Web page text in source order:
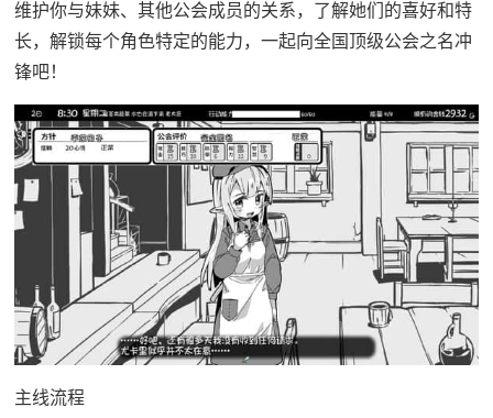
维护你与妹妹、其他公会成员的关系，了解她们的喜好和特
长，解锁每个角色特定的能力，一起向全国顶级公会之名冲
锋吧！
主线流程